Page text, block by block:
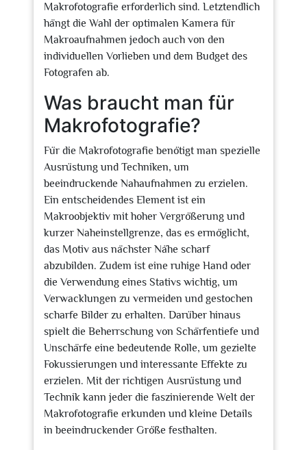
Makrofotografie erforderlich sind. Letztendlich
hängt die Wahl der optimalen Kamera für
Makroaufnahmen jedoch auch von den
individuellen Vorlieben und dem Budget des
Fotografen ab.
Was braucht man für
Makrofotografie?
Für die Makrofotografie benötigt man spezielle
Ausrüstung und Techniken, um
beeindruckende Nahaufnahmen zu erzielen.
Ein entscheidendes Element ist ein
Makroobjektiv mit hoher Vergrößerung und
kurzer Naheinstellgrenze, das es ermöglicht,
das Motiv aus nächster Nähe scharf
abzubilden. Zudem ist eine ruhige Hand oder
die Verwendung eines Stativs wichtig, um
Verwacklungen zu vermeiden und gestochen
scharfe Bilder zu erhalten. Darüber hinaus
spielt die Beherrschung von Schärfentiefe und
Unschärfe eine bedeutende Rolle, um gezielte
Fokussierungen und interessante Effekte zu
erzielen. Mit der richtigen Ausrüstung und
Technik kann jeder die faszinierende Welt der
Makrofotografie erkunden und kleine Details
in beeindruckender Größe festhalten.